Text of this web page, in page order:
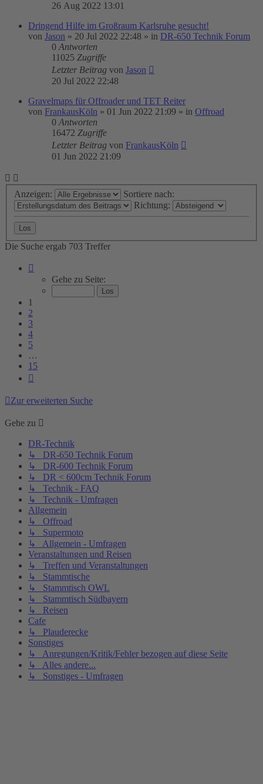
26 Aug 2022 13:01
Dringend Hilfe im Großraum Karlsruhe gesucht!
von Jason » 20 Jul 2022 22:48 » in DR-650 Technik Forum
0 Antworten
11025 Zugriffe
Letzter Beitrag von Jason
20 Jul 2022 22:48
Gravelmaps für Offroader und TET Reiter
von FrankausKöln » 01 Jun 2022 21:09 » in Offroad
0 Antworten
16472 Zugriffe
Letzter Beitrag von FrankausKöln
01 Jun 2022 21:09
Anzeigen:
Sortiere nach:
Richtung:
Die Suche ergab 703 Treffer
von
Gehe zu Seite:
1
2
3
4
5
…
15
Zur erweiterten Suche
Gehe zu
DR-Technik
↳ DR-650 Technik Forum
↳ DR-600 Technik Forum
↳ DR < 600cm Technik Forum
↳ Technik - FAQ
↳ Technik - Umfragen
Allgemein
↳ Offroad
↳ Supermoto
↳ Allgemein - Umfragen
Veranstaltungen und Reisen
↳ Treffen und Veranstaltungen
↳ Stammtische
↳ Stammtisch OWL
↳ Stammtisch Südbayern
↳ Reisen
Cafe
↳ Plauderecke
Sonstiges
↳ Anregungen/Kritik/Fehler bezogen auf diese Seite
↳ Alles andere...
↳ Sonstiges - Umfragen